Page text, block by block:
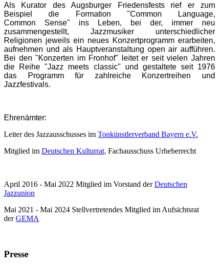
Als Kurator des Augsburger Friedensfests rief er zum
Beispiel die Formation "Common Language,
Common
Sense" ins Leben, bei der, immer neu
zusammengestellt, Jazzmusiker unterschiedlicher
Religionen jeweils ein neues Konzertprogramm erarbeiten,
aufnehmen und als Hauptveranstaltung open air aufführen.
Bei den "Konzerten im Fronhof" leitet er seit vielen Jahren
die Reihe "Jazz meets classic" und gestaltete seit 1976
das
Programm für zahlreiche Konzertreihen und
Jazzfestivals.
Ehrenämter:
Leiter des Jazzausschusses im Tonkünstlerverband Bayern e.V.
Mitglied im Deutschen Kulturrat, Fachausschuss Urheberrecht
April 2016 - Mai 2022 Mitglied im Vorstand derDeutschen
Jazzunion
Mai 2021 - Mai 2024 Stellvertretendes Mitglied im Aufsichtsrat
derGEMA
Presse